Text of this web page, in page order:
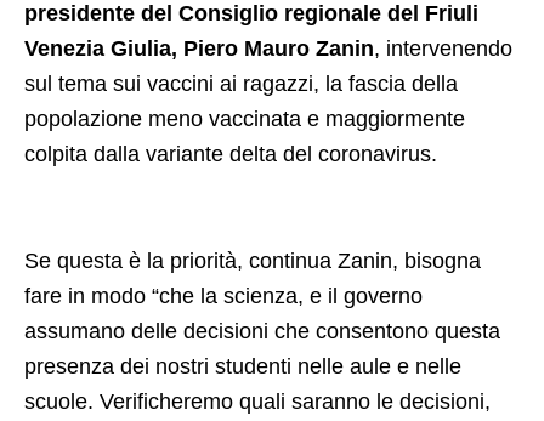
presidente del Consiglio regionale del Friuli
Venezia Giulia, Piero Mauro Zanin, intervenendo
sul tema sui vaccini ai ragazzi, la fascia della
popolazione meno vaccinata e maggiormente
colpita dalla variante delta del coronavirus.
Se questa è la priorità, continua Zanin, bisogna
fare in modo “che la scienza, e il governo
assumano delle decisioni che consentono questa
presenza dei nostri studenti nelle aule e nelle
scuole. Verificheremo quali saranno le decisioni,